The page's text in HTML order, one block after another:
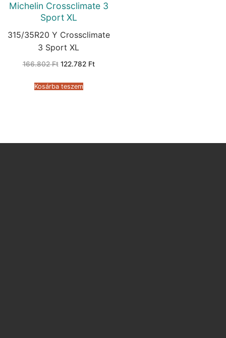
Michelin Crossclimate 3
Sport XL
315/35R20 Y Crossclimate
3 Sport XL
166.802Ft Original
166.802 Ft.
122.782 FtCurrent
Kosárba teszem